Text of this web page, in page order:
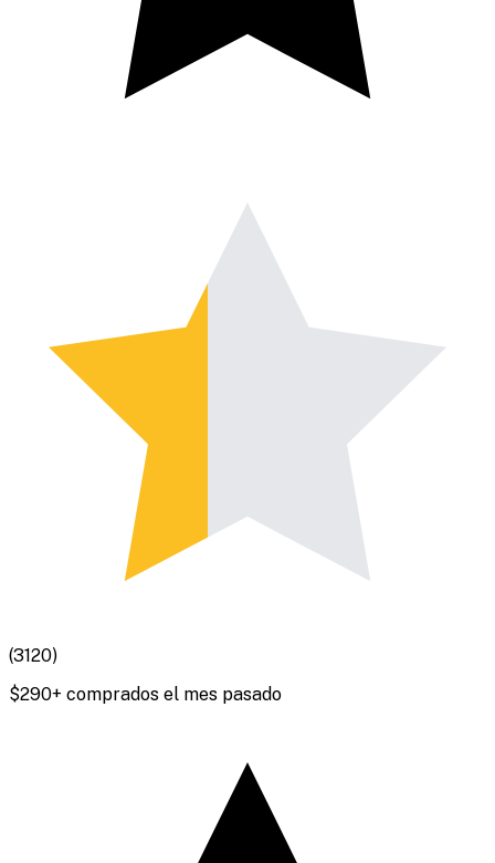
(3120)
$290+ comprados el mes pasado